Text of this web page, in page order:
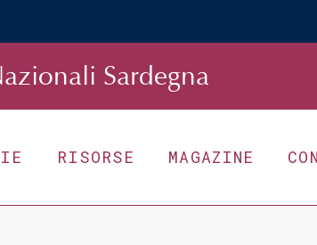
Sardegna
RISORSE MAGAZINE